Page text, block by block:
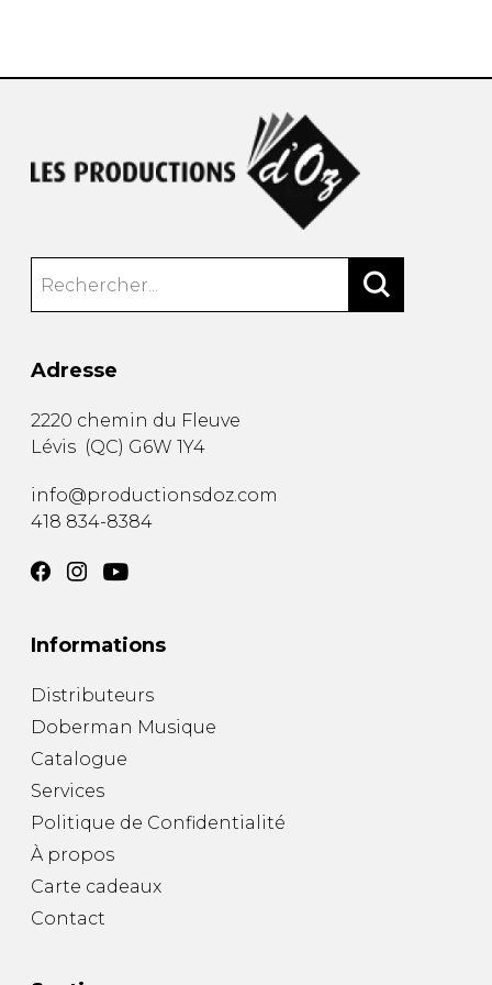
Adresse
2220 chemin du Fleuve
Lévis (QC) G6W 1Y4
info@productionsdoz.com
418 834-8384
Informations
Distributeurs
Doberman Musique
Catalogue
Services
Politique de Confidentialité
À propos
Carte cadeaux
Contact